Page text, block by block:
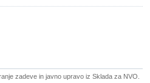
zadeve in javno upravo iz Sklada za NVO.